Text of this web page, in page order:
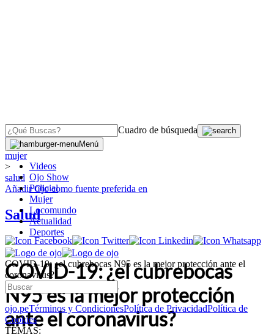
Cuadro de búsqueda
Menú
Videos
Ojo Show
Policial
Mujer
Locomundo
Actualidad
Deportes
COVID-19: ¿el cubrebocas N95 es la mejor protección ante el
coronavirus?
ojo.peTérminos y CondicionesPolítica de PrivacidadPolítica de
Cookies
TEMAS:
OJO
mujer
>
salud
AñadirOjocomo fuente preferida en
Salud
COVID-19: ¿el cubrebocas
N95 es la mejor protección
ante el coronavirus?